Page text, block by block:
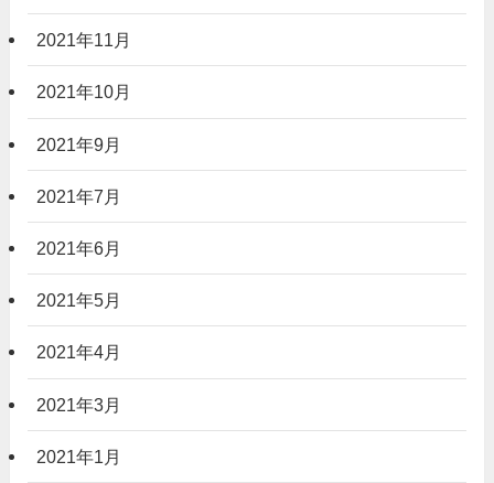
2021年11月
2021年10月
2021年9月
2021年7月
2021年6月
2021年5月
2021年4月
2021年3月
2021年1月